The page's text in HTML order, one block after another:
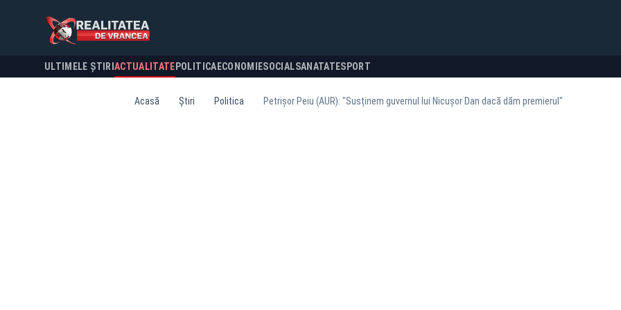
ULTIMELE ȘTIRI ACTUALITATE POLITICA ECONOMIESOCIALSANATATESPORT
Acasă Știri Politica Petrișor Peiu (AUR): "Susținem guvernul lui Nicușor Dan dacă dăm premierul"